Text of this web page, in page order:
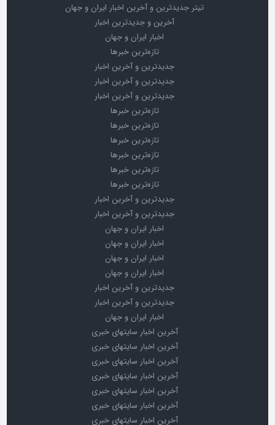
تیتر جدیدترین و آخرین اخبار ایران و جهان
آخرین و جدیدترین اخبار
اخبار ایران و جهان
تازه‌ترین خبرها
جدیدترین و آخرین اخبار
جدیدترین و آخرین اخبار
جدیدترین و آخرین اخبار
تازه‌ترین خبرها
تازه‌ترین خبرها
تازه‌ترین خبرها
تازه‌ترین خبرها
تازه‌ترین خبرها
تازه‌ترین خبرها
جدیدترین و آخرین اخبار
جدیدترین و آخرین اخبار
اخبار ایران و جهان
اخبار ایران و جهان
اخبار ایران و جهان
اخبار ایران و جهان
جدیدترین و آخرین اخبار
جدیدترین و آخرین اخبار
اخبار ایران و جهان
آخرین اخبار سایتهای خبری
آخرین اخبار سایتهای خبری
آخرین اخبار سایتهای خبری
آخرین اخبار سایتهای خبری
آخرین اخبار سایتهای خبری
آخرین اخبار سایتهای خبری
آخرین اخبار سایتهای خبری